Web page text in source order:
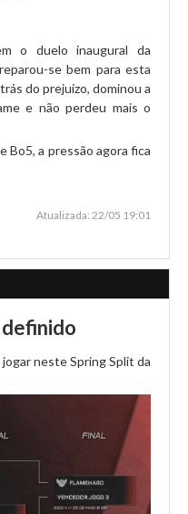
Split da LPLOL!
à fase regular; Play-In
HOF qualificada
Esports avança
o duelo inaugural da
se bem para esta
do prejuízo, dominou a
e não perdeu mais o
Bo5, a pressão agora fica
Atualizada: 22/05 19:01
definido
neste Spring Split da